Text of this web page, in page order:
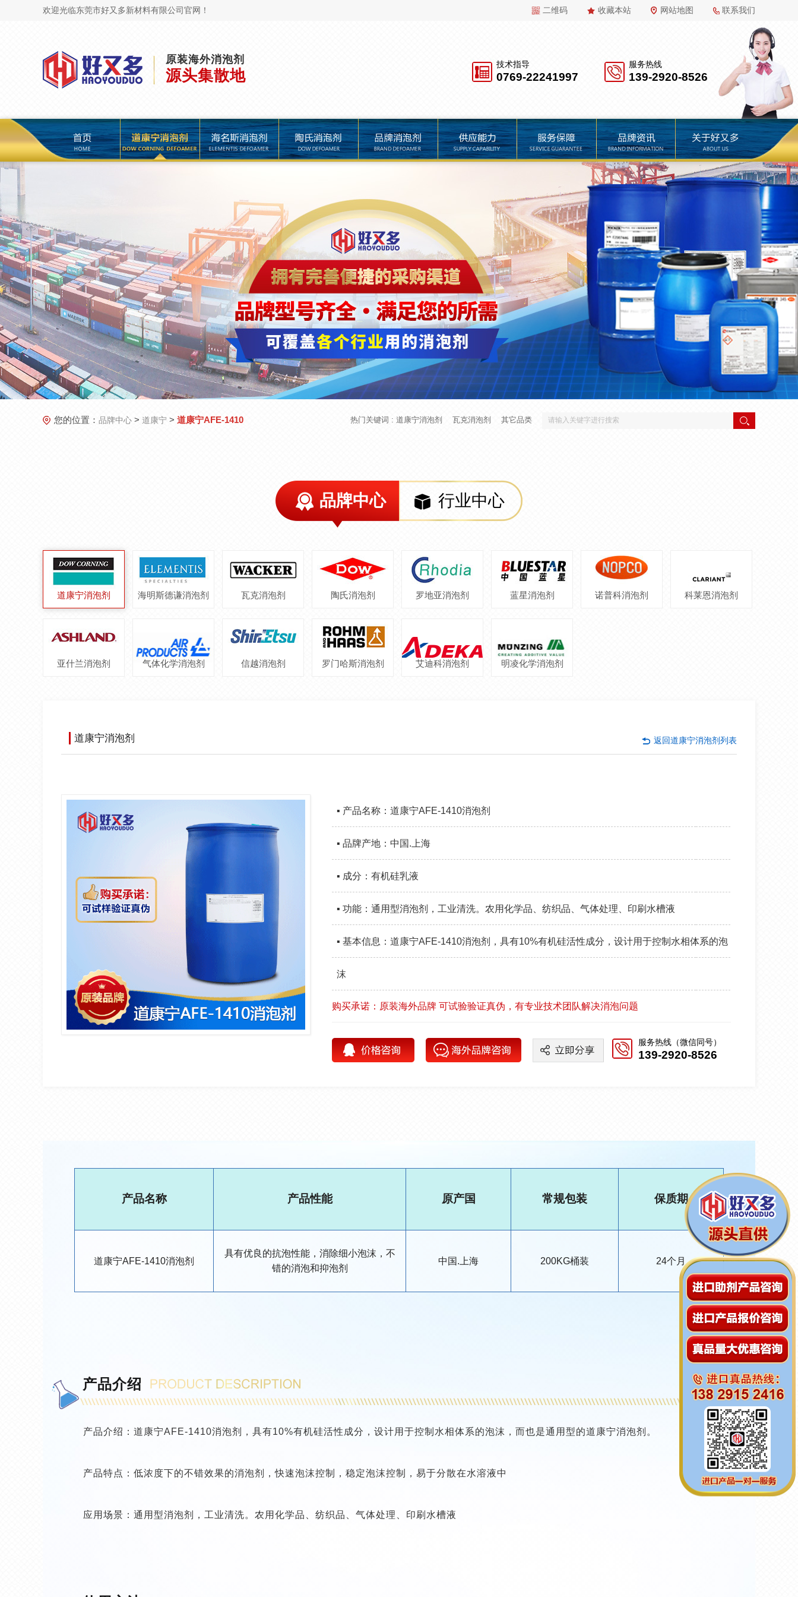
欢迎光临东莞市好又多新材料有限公司官网！ 二维码 收藏本站 网站地图 联系我们
原装海外消泡剂
源头集散地
技术指导
0769-22241997
服务热线
139-2920-8526
道康宁消泡剂 海名斯消泡剂 陶氏消泡剂 品牌消泡剂 供应能力 服务保障 品牌资讯 关于好又多
您的位置： 品牌中心 > 道康宁 > 道康宁AFE-1410 热门关键词 : 道康宁消泡剂 瓦克消泡剂 其它品类
品牌中心 行业中心
道康宁消泡剂 海明斯德谦消泡剂 瓦克消泡剂 陶氏消泡剂 罗地亚消泡剂 蓝星消泡剂 诺普科消泡剂 科莱恩消泡剂
亚什兰消泡剂 气体化学消泡剂 信越消泡剂 罗门哈斯消泡剂 艾迪科消泡剂 明凌化学消泡剂
道康宁消泡剂 返回道康宁消泡剂列表
▪ 产品名称：道康宁AFE-1410消泡剂
▪ 品牌产地：中国.上海
▪ 成分：有机硅乳液
▪ 功能：通用型消泡剂，工业清洗。农用化学品、纺织品、气体处理、印刷水槽液
▪ 基本信息：道康宁AFE-1410消泡剂，具有10%有机硅活性成分，设计用于控制水相体系的泡
沫
购买承诺：原装海外品牌 可试验验证真伪，有专业技术团队解决消泡问题
服务热线（微信同号）
139-2920-8526
产品名称 产品性能 原产国 常规包装 保质期
道康宁AFE-1410消泡剂
具有优良的抗泡性能，消除细小泡沫，不
错的消泡和抑泡剂
中国.上海 200KG桶装 24个月
产品介绍
产品介绍：道康宁AFE-1410消泡剂，具有10%有机硅活性成分，设计用于控制水相体系的泡沫，而也是通用型的道康宁消泡剂。
产品特点：低浓度下的不错效果的消泡剂，快速泡沫控制，稳定泡沫控制，易于分散在水溶液中
应用场景：通用型消泡剂，工业清洗。农用化学品、纺织品、气体处理、印刷水槽液